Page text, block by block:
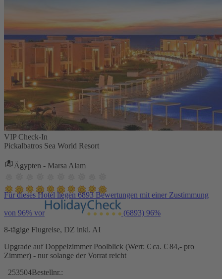
VIP Check-In
Pickalbatros Sea World Resort
Ägypten - Marsa Alam
Für dieses Hotel liegen 6893 Bewertungen mit einer Zustimmung
von 96% vor (6893) 96%
8-tägige Flugreise, DZ inkl. AI
Upgrade auf Doppelzimmer Poolblick (Wert: € ca. € 84,- pro
Zimmer) - nur solange der Vorrat reicht
253504Bestellnr.: